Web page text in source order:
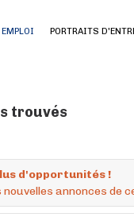
EMPLOI PORTRAITS
trouvés
d'opportunités !
nouvelles annonces de